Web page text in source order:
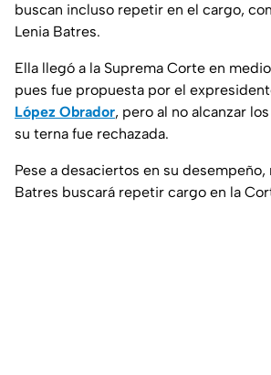
buscan incluso repetir en el cargo,
Lenia Batres.
Ella llegó a la Suprema Corte en
pues fue propuesta por el
López Obrador, pero al no alcanzar
su terna fue rechazada.
Pese a desaciertos en su desempeño,
Batres buscará repetir cargo en la